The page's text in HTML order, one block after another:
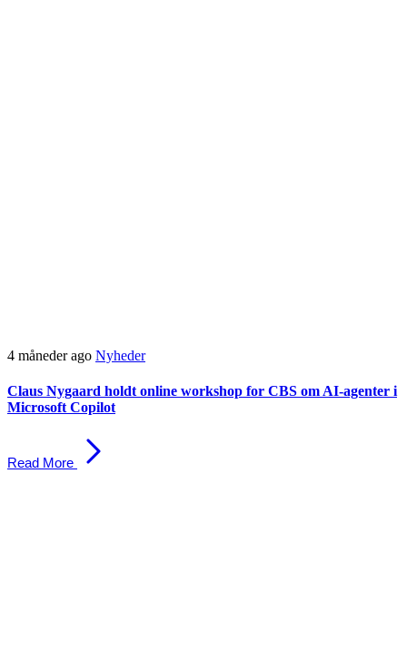
4 måneder ago Nyheder
Claus Nygaard holdt online workshop for CBS om AI-agenter i
Microsoft Copilot
Read More